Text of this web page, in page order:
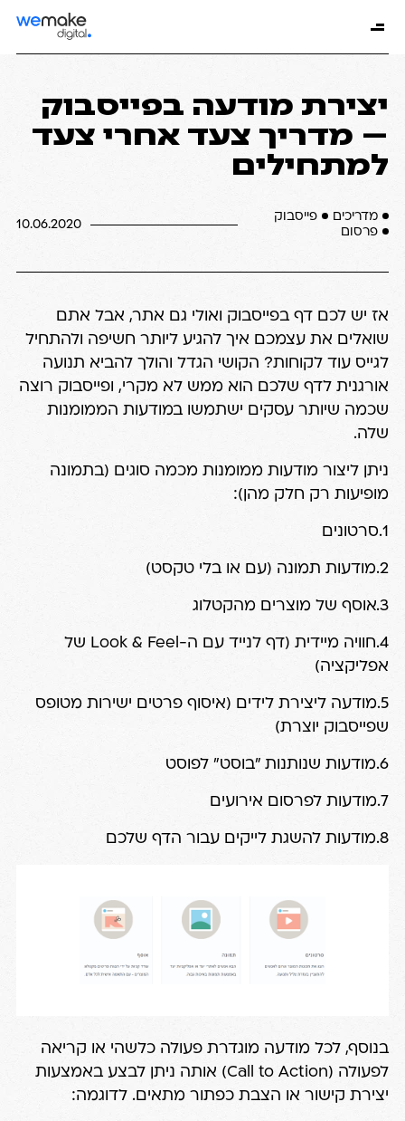
יצירת מודעה בפייסבוק
– מדריך צעד אחרי צעד
למתחילים
מדריכים
פייסבוק
פרסום
10.06.2020
אז יש לכם דף בפייסבוק ואולי גם אתר, אבל אתם
שואלים את עצמכם איך להגיע ליותר חשיפה ולהתחיל
לגייס עוד לקוחות? הקושי הגדל והולך להביא תנועה
אורגנית לדף שלכם הוא ממש לא מקרי, ופייסבוק רוצה
שכמה שיותר עסקים ישתמשו במודעות הממומנות
שלה.
ניתן ליצור מודעות ממומנות מכמה סוגים (בתמונה
מופיעות רק חלק מהן):
1.סרטונים
2.מודעות תמונה (עם או בלי טקסט)
3.אוסף של מוצרים מהקטלוג
4.חוויה מיידית (דף לנייד עם ה-Look & Feel של
אפליקציה)
5.מודעה ליצירת לידים (איסוף פרטים ישירות מטופס
שפייסבוק יוצרת)
6.מודעות שנותנות "בוסט" לפוסט
7.מודעות לפרסום אירועים
8.מודעות להשגת לייקים עבור הדף שלכם
בנוסף, לכל מודעה מוגדרת פעולה כלשהי או קריאה
לפעולה (Call to Action) אותה ניתן לבצע באמצעות
יצירת קישור או הצבת כפתור מתאים. לדוגמה: